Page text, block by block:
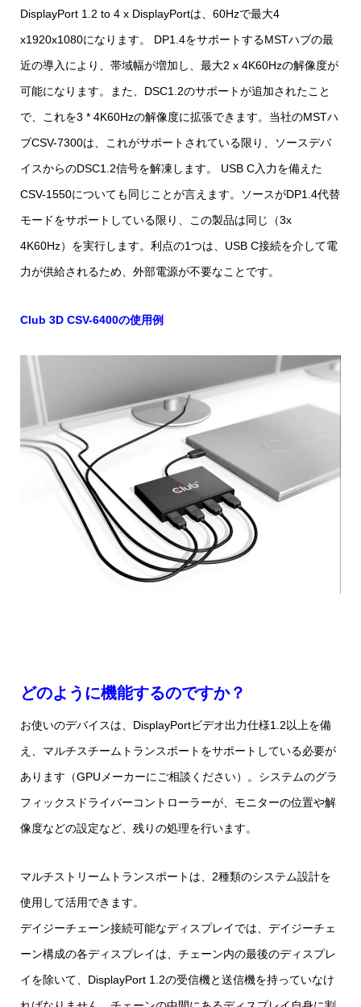
DisplayPort 1.2 to 4 x DisplayPortは、60Hzで最大4
x1920x1080になります。 DP1.4をサポートするMSTハブの最
近の導入により、帯域幅が増加し、最大2 x 4K60Hzの解像度が
可能になります。また、DSC1.2のサポートが追加されたこと
で、これを3 * 4K60Hzの解像度に拡張できます。当社のMSTハ
ブCSV-7300は、これがサポートされている限り、ソースデバ
イスからのDSC1.2信号を解凍します。 USB C入力を備えた
CSV-1550についても同じことが言えます。ソースがDP1.4代替
モードをサポートしている限り、この製品は同じ（3x
4K60Hz）を実行します。利点の1つは、USB C接続を介して電
力が供給されるため、外部電源が不要なことです。
Club 3D CSV-6400の使用例
どのように機能するのですか？
お使いのデバイスは、DisplayPortビデオ出力仕様1.2以上を備
え、マルチスチームトランスポートをサポートしている必要が
あります（GPUメーカーにご相談ください）。システムのグラ
フィックスドライバーコントローラーが、モニターの位置や解
像度などの設定など、残りの処理を行います。
マルチストリームトランスポートは、2種類のシステム設計を
使用して活用できます。
デイジーチェーン接続可能なディスプレイでは、デイジーチェ
ーン構成の各ディスプレイは、チェーン内の最後のディスプレ
イを除いて、DisplayPort 1.2の受信機と送信機を持っていなけ